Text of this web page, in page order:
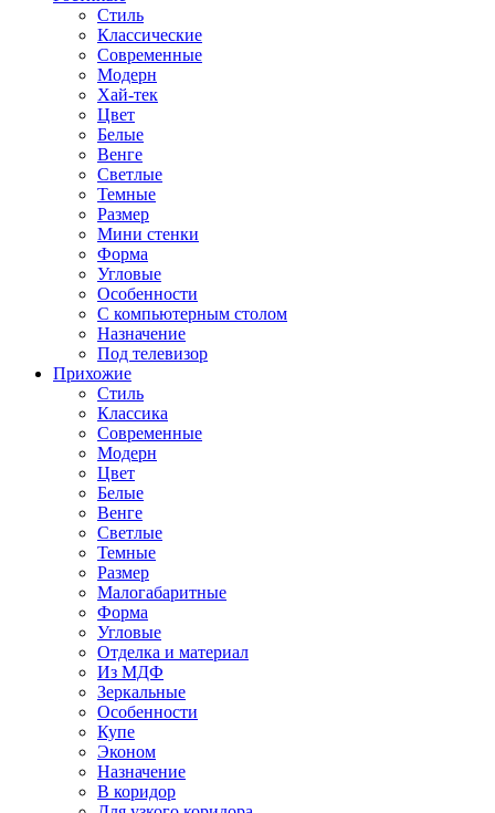
Стиль
Классические
Современные
Модерн
Хай-тек
Цвет
Белые
Венге
Светлые
Темные
Размер
Мини стенки
Форма
Угловые
Особенности
С компьютерным столом
Назначение
Под телевизор
Прихожие
Стиль
Классика
Современные
Модерн
Цвет
Белые
Венге
Светлые
Темные
Размер
Малогабаритные
Форма
Угловые
Отделка и материал
Из МДФ
Зеркальные
Особенности
Купе
Эконом
Назначение
В коридор